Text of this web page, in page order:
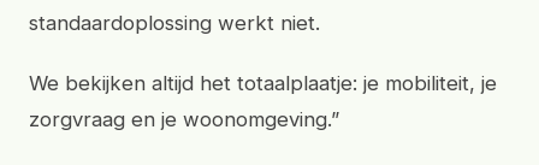
standaardoplossing werkt niet.
We bekijken altijd het totaalplaatje: je mobiliteit, je
zorgvraag en je woonomgeving.”